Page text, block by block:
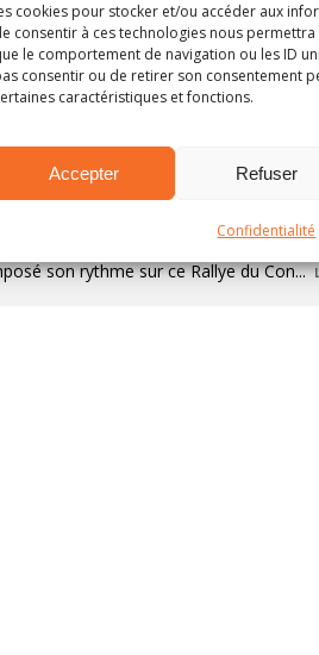
cookies pour stocker et/ou accéder aux
consentir à ces technologies nous
le comportement de navigation ou les ID
consentir ou de retirer son consentement
caractéristiques et fonctions.
Accepter Refuser
Confidentialité
Victoire
du Condroz 2018 - Résumé Se
avec la ferme intention d’enfin
de l'épreuve, Stéphane Lefebvre
son rythme sur ce Rallye du Con...